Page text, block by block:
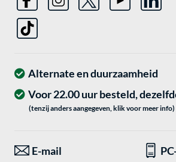
Alternate en duurzaamheid
Voor 22.00 uur besteld,
(tenzij anders aangegeven, klik voor meer info)
E-mail